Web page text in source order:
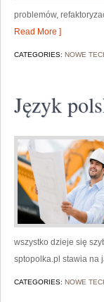
problemów,
Read More ]
CATEGORIES: NOWE
Język
wszystko dzieje się
sptopolka.pl stawia na
CATEGORIES: NOWE